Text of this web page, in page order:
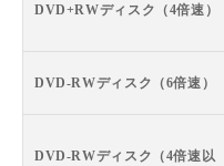
DVD+RWディスク（4倍速）
DVD-RWディスク（6倍速）
DVD-RWディスク（4倍速以